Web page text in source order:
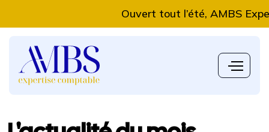
Ouvert tout l’été, AMBS